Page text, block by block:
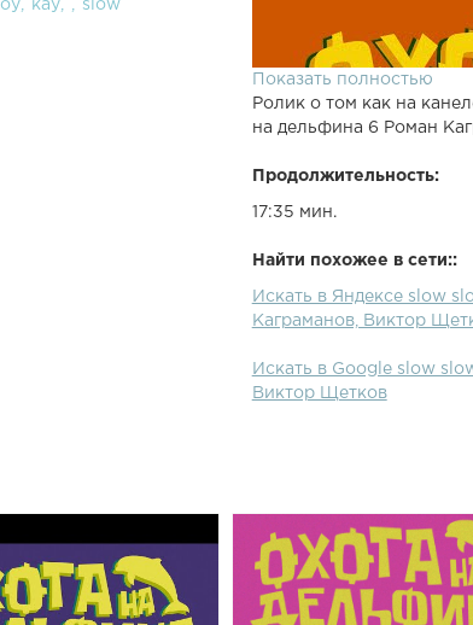
Показать полностью
Ролик о том как на
на дельфина 6 Роман
Продолжительность:
17:35 мин.
Найти похожее в сети::
Искать в Яндексе slow
Каграманов, Виктор
Искать в Google slow
Виктор Щетков
кау slow